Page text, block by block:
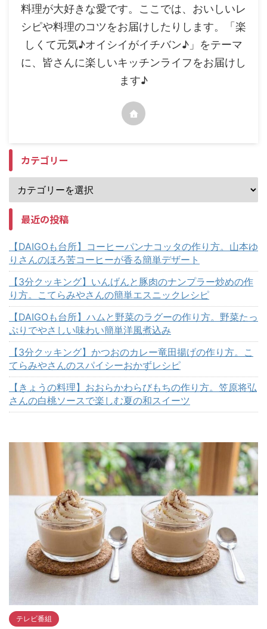
料理が大好きな愛です。ここでは、おいしいレ
シピや料理のコツをお届けしたりします。「楽
しくて元気♪オイシイがイチバン♪」をテーマ
に、皆さんに楽しいキッチンライフをお届けし
ます♪
カテゴリー
最近の投稿
【DAIGOも台所】コーヒーパンナコッタの作り方。山本ゆ
りさんのほろ苦コーヒーが香る簡単デザート
【3分クッキング】いんげんと豚肉のナンプラー炒めの作
り方。こてらみやさんの簡単エスニックレシピ
【DAIGOも台所】ハムと野菜のラグーの作り方。野菜たっ
ぷりでやさしい味わい簡単洋風煮込み
【3分クッキング】かつおのカレー竜田揚げの作り方。こ
てらみやさんのスパイシーおかずレシピ
【きょうの料理】おおらかわらびもちの作り方。笠原将弘
さんの白桃ソースで楽しむ夏の和スイーツ
テレビ番組